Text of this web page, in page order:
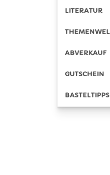
LITERATUR
ABVERKAUF
GUTSCHEIN
BASTELTIPPS